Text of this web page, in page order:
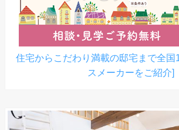
住宅からこだわり満載の邸宅まで全国
スメーカーをご紹介]